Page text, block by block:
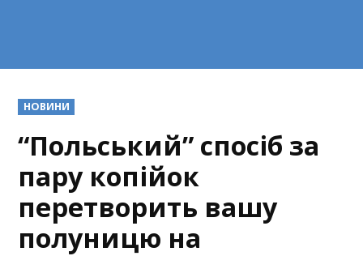
POSTED
IN
НОВИНИ
“Польський” спосіб за
пару копійок
перетворить вашу
полуницю на